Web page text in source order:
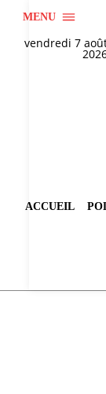
MENU
vendredi 7
ACCUEIL